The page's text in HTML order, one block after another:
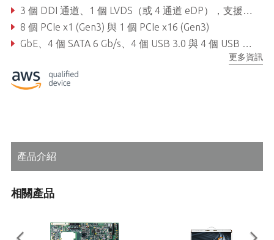
3 個 DDI 通道、1 個 LVDS（或 4 通道 eDP），支援最多 3 台獨立顯示器
8 個 PCIe x1 (Gen3) 與 1 個 PCIe x16 (Gen3)
GbE、4 個 SATA 6 Gb/s、4 個 USB 3.0 與 4 個 USB 2.0
更多資訊
產品介紹
相關產品